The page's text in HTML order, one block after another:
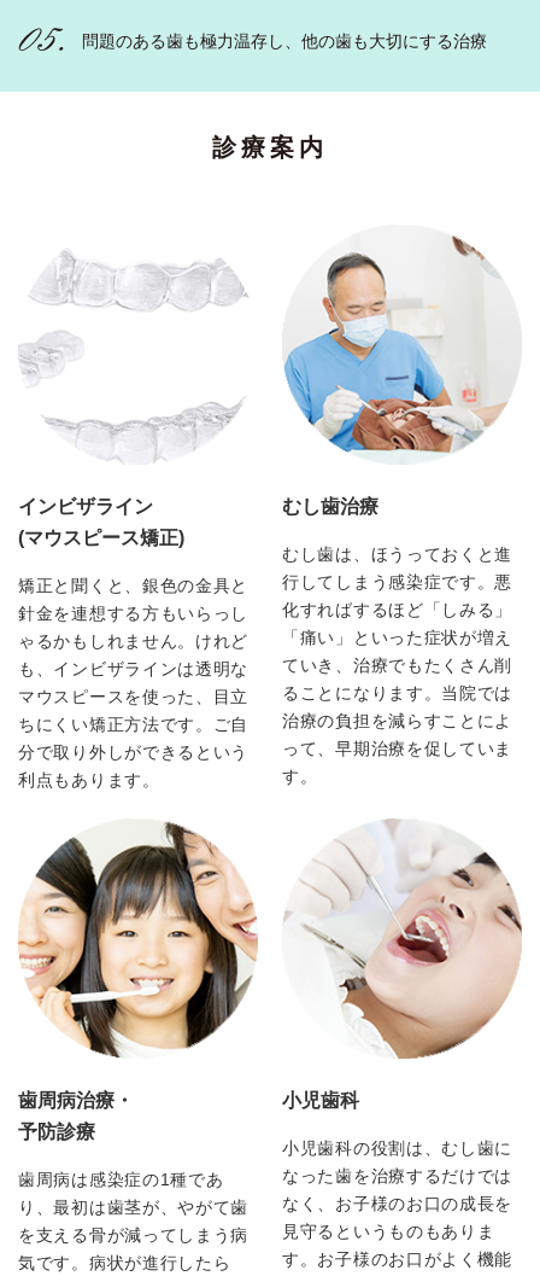
問題のある歯も極力温存し、他の歯も大切にする治療
診療案内
インビザライン
(マウスピース矯正)
矯正と聞くと、銀色の金具と
針金を連想する方もいらっし
ゃるかもしれません。けれど
も、インビザラインは透明な
マウスピースを使った、目立
ちにくい矯正方法です。ご自
分で取り外しができるという
利点もあります。
むし歯治療
むし歯は、ほうっておくと進
行してしまう感染症です。悪
化すればするほど「しみる」
「痛い」といった症状が増え
ていき、治療でもたくさん削
ることになります。当院では
治療の負担を減らすことによ
って、早期治療を促していま
す。
歯周病治療・
予防診療
歯周病は感染症の1種であ
り、最初は歯茎が、やがて歯
を支える骨が減ってしまう病
気です。病状が進行したら
小児歯科
小児歯科の役割は、むし歯に
なった歯を治療するだけでは
なく、お子様のお口の成長を
見守るというものもありま
す。お子様のお口がよく機能